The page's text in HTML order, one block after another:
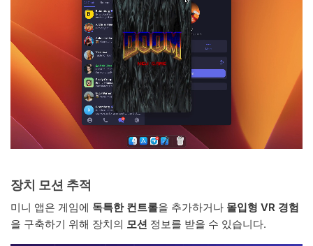
장치 모션 추적
미니 앱은 게임에 독특한 컨트롤을 추가하거나 몰입형 VR 경험
을 구축하기 위해 장치의 모션 정보를 받을 수 있습니다.